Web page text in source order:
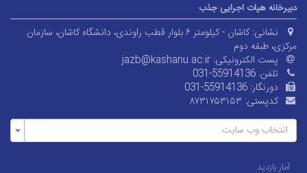
دبیرخانه هیات اجرایی جذب
نشانی:
کاشان - کیلومتر ۶ بلوار قطب راوندی، دانشگاه کاشان، سازمان
مرکزی، طبقه دوم
پست الکترونیکی: jazb@kashanu.ac.ir
تلفن: 031-55914136
دورنگار: 031-55914136
کدپستی: ۸۷۳۱۷۵۳۱۵۳
انتخاب وب سایت
آمار بازدید